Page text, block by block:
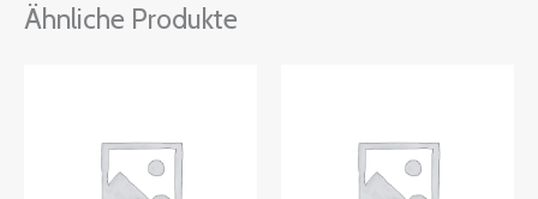
Ähnliche Produkte